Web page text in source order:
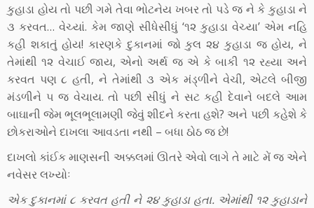
કુહાડા હોય તો પછી ગમે તેવા ભોટનેય ખબર તો પડે જ ને કે કુહાડા ને
૩ કરવત… વેચ્યાં. કેમ જાણે સીધેસીધું ‘૧૨ કુહાડા વેચ્યા’ એમ નહિ
કહી શકાતું હોય! કારણકે દુકાનમાં જો કુલ ૨૪ કુહાડા જ હોય, ને
તેમાંથી ૧૨ વેચાઈ જાય, એનો અર્થ જ એ કે બાકી ૧૨ રહ્યા અને
કરવત પણ ૮ હતી, ને તેમાંથી ૩ એક મંડ્ળીને વેચી, એટલે બીજી
મંડળીને ૫ જ વેચાય. તો પછી સીધું ને સટ કહી દેવાને બદલે આમ
બાઘાની જેમ ભૂલભૂલામણી જેવું શીદને કરતા હશે? અને પછી કહેશે કે
છોકરાઓને દાખલા આવડતા નથી – બધા ઠોઠ જ છે!
દાખલો કાંઈક માણસની અક્કલમાં ઊતરે એવો લાગે તે માટે મેં જ એને
નવેસર લખ્યોઃ
એક દુકાનમાં ૮ કરવત હતી ને ૨૪ કુહાડા હતા. એમાંથી ૧૨ કુહાડાને